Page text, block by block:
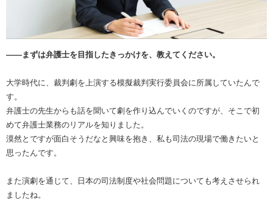
――まずは弁護士を目指したきっかけを、教えてください。
大学時代に、裁判劇を上演する模擬裁判実行委員会に所属していたんで
す。
弁護士の先生からも話を聞いて劇を作り込んでいくのですが、そこで初
めて弁護士業務のリアルを知りました。
漠然とですが面白そうだなと興味を抱き、私も司法の現場で働きたいと
思ったんです。
また演劇を通じて、日本の司法制度や社会問題についても考えさせられ
ましたね。